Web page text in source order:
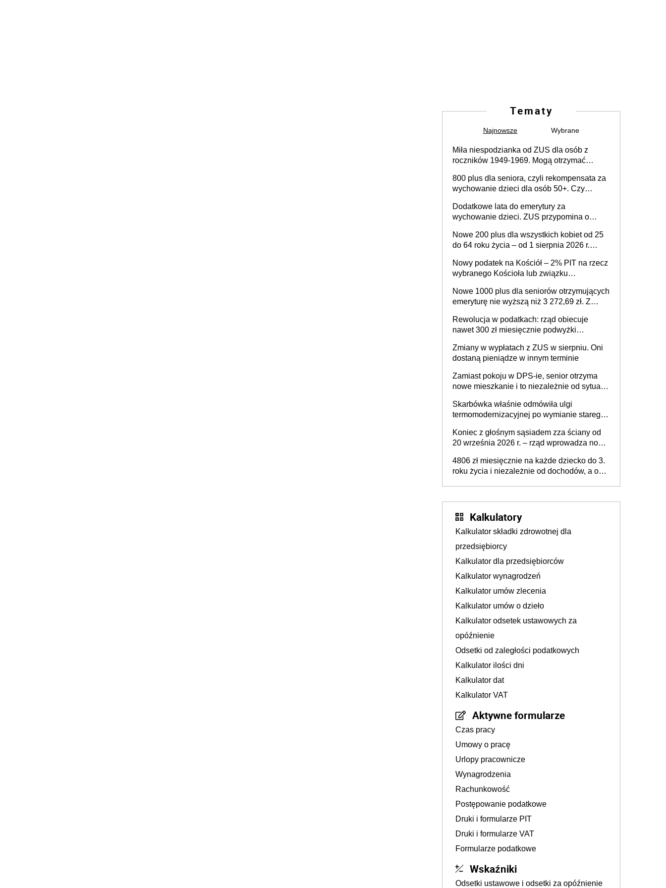
Tematy
Najnowsze Wybrane
Miła niespodzianka od ZUS dla osób z
roczników 1949-1969. Mogą otrzymać
800 plus dla seniora, czyli rekompensata za
wychowanie dzieci dla osób 50+. Czy
wejdzie w życie?
Dodatkowe lata do emerytury za
wychowanie dzieci. ZUS przypomina o
Nowe 200 plus dla wszystkich kobiet od 25
do 64 roku życia – od 1 sierpnia 2026 r.
programu rządowego
Nowy podatek na Kościół – 2% PIT na rzecz
wybranego Kościoła lub związku
nad zmianami w systemie finansowania
Nowe 1000 plus dla seniorów otrzymujących
emeryturę nie wyższą niż 3 272,69 zł. Z
spóźnialscy świadczenia nie otrzymają
Rewolucja w podatkach: rząd obiecuje
nawet 300 zł miesięcznie podwyżki
Zmiany w wypłatach z ZUS w sierpniu. Oni
dostaną pieniądze w innym terminie
Zamiast pokoju w DPS-ie, senior otrzyma
nowe mieszkanie i to niezależnie od sytuacji
wsparcia dla osób po 60 roku życia
Skarbówka właśnie odmówiła ulgi
termomodernizacyjnej po wymianie starego
Koniec z głośnym sąsiadem zza ściany od
20 września 2026 r. – rząd wprowadza nowe
mieszkańców
4806 zł miesięcznie na każde dziecko do 3.
roku życia i niezależnie od dochodów, a od
Polsce
Kalkulatory
Kalkulator składki zdrowotnej dla
przedsiębiorcy
Kalkulator dla przedsiębiorców
Kalkulator wynagrodzeń
Kalkulator umów zlecenia
Kalkulator umów o dzieło
Kalkulator odsetek ustawowych za
opóźnienie
Odsetki od zaległości podatkowych
Kalkulator ilości dni
Kalkulator dat
Kalkulator VAT
Aktywne formularze
Czas pracy
Umowy o pracę
Urlopy pracownicze
Wynagrodzenia
Rachunkowość
Postępowanie podatkowe
Druki i formularze PIT
Druki i formularze VAT
Formularze podatkowe
Wskaźniki
Odsetki ustawowe i odsetki za opóźnienie